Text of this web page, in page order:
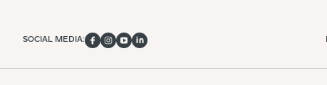
SOCIAL MEDIA: